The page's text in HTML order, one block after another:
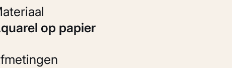
Materiaal
Aquarel op papier
Afmetingen